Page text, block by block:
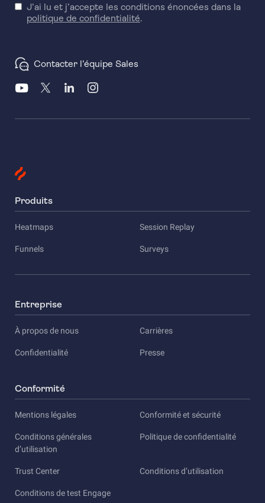
J’ai lu et j’accepte les conditions énoncées dans la
politique de confidentialité.
Contacter l’équipe Sales
Produits
Heatmaps Session Replay
Funnels Surveys
Entreprise
À propos de nous Carrières
Confidentialité Presse
Conformité
Mentions légales Conformité et sécurité
Conditions générales
d’utilisation
Politique de confidentialité
Trust Center Conditions d’utilisation
Conditions de test Engage